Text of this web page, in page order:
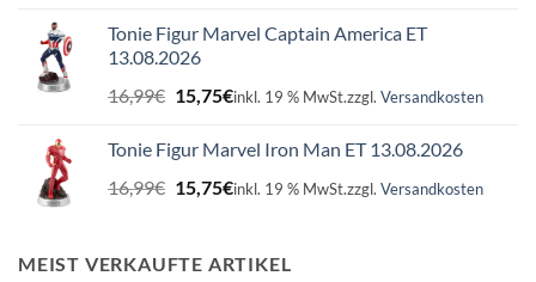
Tonie Figur Marvel Captain America ET
13.08.2026
16,99€ Ursprünglicher
Preis
16,99€
15,75€Aktueller
15,75€.
inkl. 19 % MwSt.zzgl. Versandkosten
Tonie Figur Marvel Iron Man ET 13.08.2026
16,99€ Ursprünglicher
Preis
16,99€
15,75€Aktueller
15,75€.
inkl. 19 % MwSt.zzgl. Versandkosten
MEIST VERKAUFTE ARTIKEL